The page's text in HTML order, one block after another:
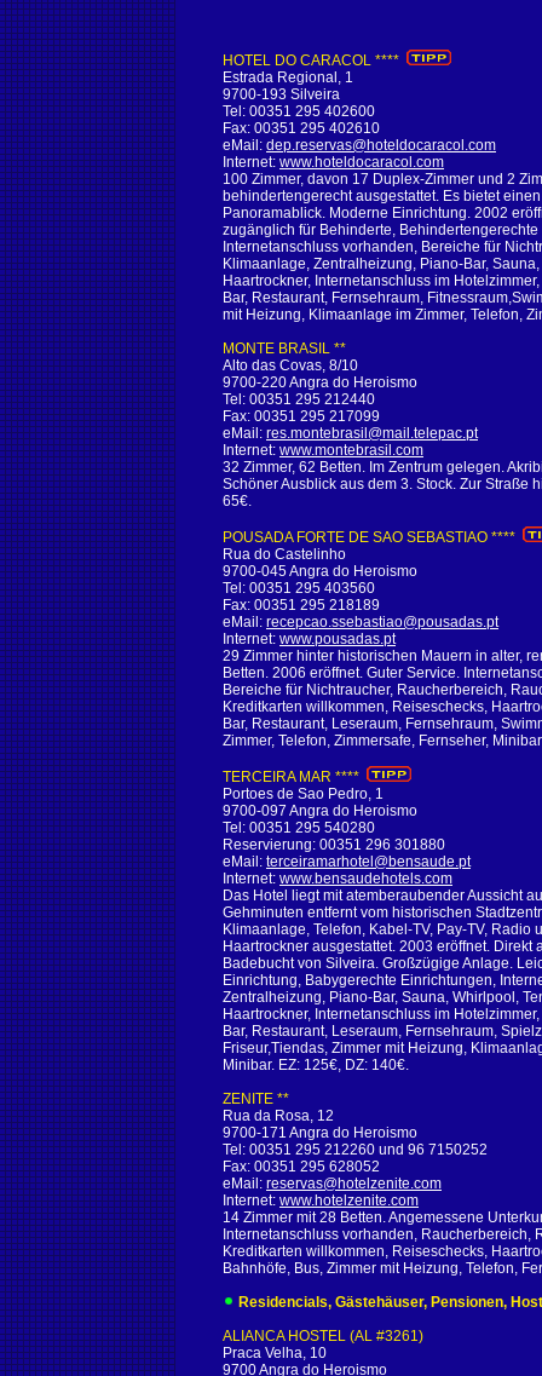
HOTEL DO CARACOL ****
Estrada Regional, 1
9700-193 Silveira
Tel: 00351 295 402600
Fax: 00351 295 402610
eMail: dep.reservas@hoteldocaracol.com
Internet: www.hoteldocaracol.com
100 Zimmer, davon 17 Duplex-Zimmer und 2
behindertengerecht ausgestattet. Es bietet
Panoramablick. Moderne Einrichtung. 2002
zugänglich für Behinderte,
Internetanschluss vorhanden, Bereiche für
Klimaanlage, Zentralheizung, Piano-Bar,
Haartrockner, Internetanschluss im
Bar, Restaurant, Fernsehraum,
mit Heizung, Klimaanlage im Zimmer, Telefon,
MONTE BRASIL **
Alto das Covas, 8/10
9700-220 Angra do Heroismo
Tel: 00351 295 212440
Fax: 00351 295 217099
eMail: res.montebrasil@mail.telepac.pt
Internet: www.montebrasil.com
32 Zimmer, 62 Betten. Im Zentrum gelegen.
Schöner Ausblick aus dem 3. Stock. Zur Straße
65€.
POUSADA FORTE DE SAO SEBASTIAO ****
Rua do Castelinho
9700-045 Angra do Heroismo
Tel: 00351 295 403560
Fax: 00351 295 218189
eMail: recepcao.ssebastiao@pousadas.pt
Internet: www.pousadas.pt
29 Zimmer hinter historischen Mauern in alter,
Betten. 2006 eröffnet. Guter Service.
Bereiche für Nichtraucher, Raucherbereich,
Kreditkarten willkommen, Reiseschecks,
Bar, Restaurant, Leseraum, Fernsehraum,
Zimmer, Telefon, Zimmersafe, Fernseher,
TERCEIRA MAR ****
Portoes de Sao Pedro, 1
9700-097 Angra do Heroismo
Tel: 00351 295 540280
Reservierung: 00351 296 301880
eMail: terceiramarhotel@bensaude.pt
Internet: www.bensaudehotels.com
Das Hotel liegt mit atemberaubender Aussicht
Gehminuten entfernt vom historischen
Klimaanlage, Telefon, Kabel-TV, Pay-TV,
Haartrockner ausgestattet. 2003 eröffnet.
Badebucht von Silveira. Großzügige Anlage.
Einrichtung, Babygerechte Einrichtungen,
Zentralheizung, Piano-Bar, Sauna, Whirlpool,
Haartrockner, Internetanschluss im
Bar, Restaurant, Leseraum, Fernsehraum,
Friseur,Tiendas, Zimmer mit Heizung,
Minibar. EZ: 125€, DZ: 140€.
ZENITE **
Rua da Rosa, 12
9700-171 Angra do Heroismo
Tel: 00351 295 212260 und 96 7150252
Fax: 00351 295 628052
eMail: reservas@hotelzenite.com
Internet: www.hotelzenite.com
14 Zimmer mit 28 Betten. Angemessene
Internetanschluss vorhanden, Raucherbereich,
Kreditkarten willkommen, Reiseschecks,
Bahnhöfe, Bus, Zimmer mit Heizung, Telefon,
Residencials, Gästehäuser, Pensionen,
ALIANCA HOSTEL (AL #3261)
Praca Velha, 10
9700 Angra do Heroismo